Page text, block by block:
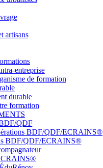
artisans
entreprise
de formation
durable
formation
QDF
BDF/QDF/ECRAINS®
BDF/QDF/ECRAINS®